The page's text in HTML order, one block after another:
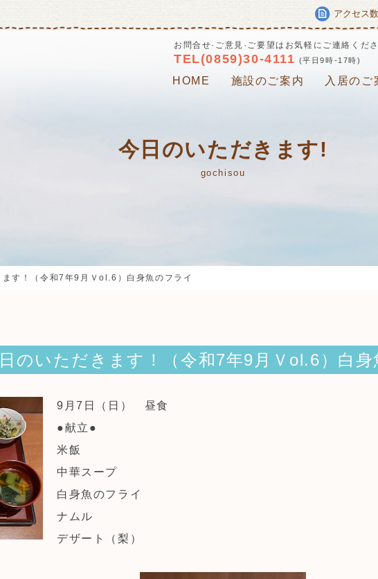
アクセス数
お問合せ·ご意見·ご要望はお気軽にご連絡くださ
TEL(0859)30-4111 (平日9時-17時)
HOME 施設のご案内 入居のご
今日のいただきます!
gochisou
ます！（令和7年9月Ｖol.6）白身魚のフライ
のいただきます！（令和7年9月Ｖol.6）白身
9月7日（日） 昼食
●献立●
米飯
中華スープ
白身魚のフライ
ナムル
デザート（梨）